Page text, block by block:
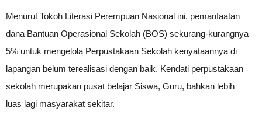
Menurut Tokoh Literasi Perempuan Nasional ini, pemanfaatan
dana Bantuan Operasional Sekolah (BOS) sekurang-kurangnya
5% untuk mengelola Perpustakaan Sekolah kenyataannya di
lapangan belum terealisasi dengan baik. Kendati perpustakaan
sekolah merupakan pusat belajar Siswa, Guru, bahkan lebih
luas lagi masyarakat sekitar.